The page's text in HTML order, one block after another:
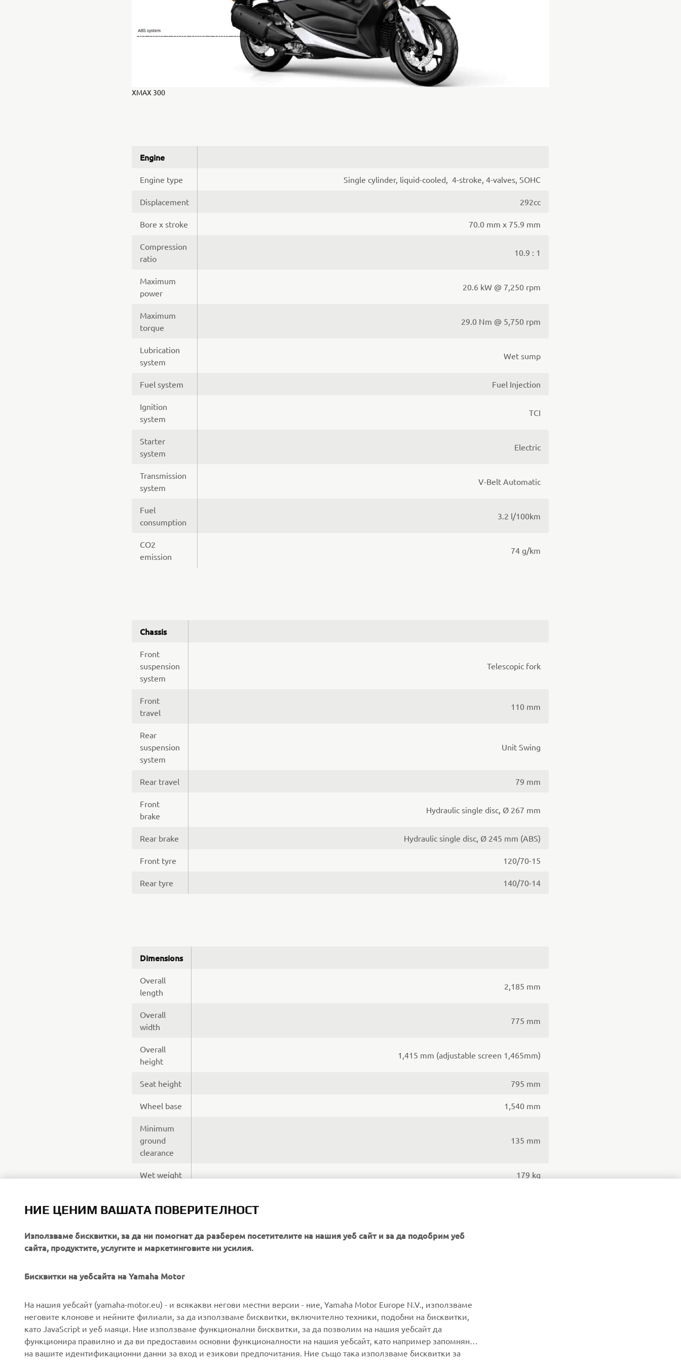
XMAX 300
Engine
Engine type Single cylinder, liquid-cooled, 4-stroke, 4-valves, SOHC
Displacement 292cc
Bore x stroke 70.0 mm x 75.9 mm
Compression
ratio
10.9 : 1
Maximum
power
20.6 kW @ 7,250 rpm
Maximum
torque
29.0 Nm @ 5,750 rpm
Lubrication
system
Wet sump
Fuel system Fuel Injection
Ignition
system
TCI
Starter
system
Electric
Transmission
system
V-Belt Automatic
Fuel
consumption
3.2 l/100km
CO2
emission
74 g/km
Chassis
Front
suspension
system
Telescopic fork
Front
travel
110 mm
Rear
suspension
system
Unit Swing
Rear travel 79 mm
Front
brake
Hydraulic single disc, Ø 267 mm
Rear brake Hydraulic single disc, Ø 245 mm (ABS)
Front tyre 120/70-15
Rear tyre 140/70-14
Dimensions
Overall
length
2,185 mm
Overall
width
775 mm
Overall
height
1,415 mm (adjustable screen 1,465mm)
Seat height 795 mm
Wheel base 1,540 mm
Minimum
ground
clearance
135 mm
Wet weight 179 kg
capacity
CORPORATE
About us
News
FOR BUSINESS
eBike systems
Authorities
MORE YAMAHA
MyYamaha
Yamaha Music
SUPPORT
Parts Catalogue
Book Maintenance
НОВИНАРСКИ БЮЛЕТИН
НИЕ ЦЕНИМ ВАШАТА ПОВЕРИТЕЛНОСТ
Използваме бисквитки, за да ни помогнат да разберем посетителите на нашия уеб сайт и за да подобрим уеб
сайта, продуктите, услугите и маркетинговите ни усилия.
Бисквитки на уебсайта на Yamaha Motor
На нашия уебсайт (yamaha-motor.eu) - и всякакви негови местни версии - ние, Yamaha Motor Europe N.V., използваме
неговите клонове и нейните филиали, за да използваме бисквитки, включително техники, подобни на бисквитки,
като JavaScript и уеб маяци. Ние използваме функционални бисквитки, за да позволим на нашия уебсайт да
функционира правилно и да ви предоставим основни функционалности на нашия уебсайт, като например запомняне
на вашите идентификационни данни за вход и езикови предпочитания. Ние също така използваме бисквитки за